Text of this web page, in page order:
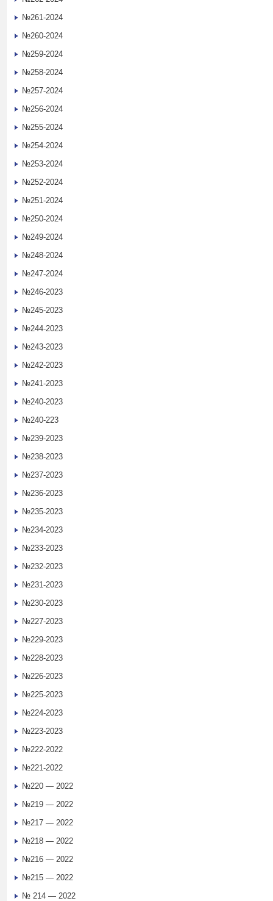
№261-2024
№260-2024
№259-2024
№258-2024
№257-2024
№256-2024
№255-2024
№254-2024
№253-2024
№252-2024
№251-2024
№250-2024
№249-2024
№248-2024
№247-2024
№246-2023
№245-2023
№244-2023
№243-2023
№242-2023
№241-2023
№240-2023
№240-223
№239-2023
№238-2023
№237-2023
№236-2023
№235-2023
№234-2023
№233-2023
№232-2023
№231-2023
№230-2023
№227-2023
№229-2023
№228-2023
№226-2023
№225-2023
№224-2023
№223-2023
№222-2022
№221-2022
№220 — 2022
№219 — 2022
№217 — 2022
№218 — 2022
№216 — 2022
№215 — 2022
№ 214 — 2022